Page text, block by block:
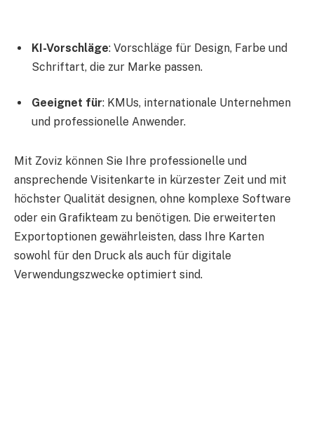
KI-Vorschläge: Vorschläge für Design, Farbe und
Schriftart, die zur Marke passen.
Geeignet für: KMUs, internationale Unternehmen
und professionelle Anwender.
Mit Zoviz können Sie Ihre professionelle und
ansprechende Visitenkarte in kürzester Zeit und mit
höchster Qualität designen, ohne komplexe Software
oder ein Grafikteam zu benötigen. Die erweiterten
Exportoptionen gewährleisten, dass Ihre Karten
sowohl für den Druck als auch für digitale
Verwendungszwecke optimiert sind.